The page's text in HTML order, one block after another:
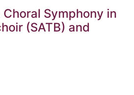
Symphony in
(SATB) and